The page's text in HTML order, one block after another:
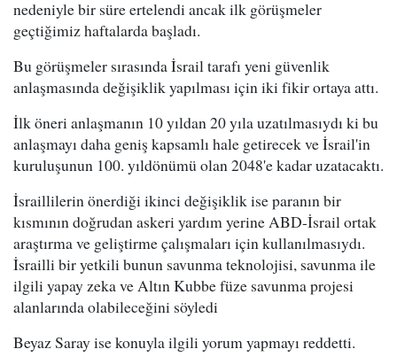
nedeniyle bir süre ertelendi ancak ilk görüşmeler
geçtiğimiz haftalarda başladı.
Bu görüşmeler sırasında İsrail tarafı yeni güvenlik
anlaşmasında değişiklik yapılması için iki fikir ortaya attı.
İlk öneri anlaşmanın 10 yıldan 20 yıla uzatılmasıydı ki bu
anlaşmayı daha geniş kapsamlı hale getirecek ve İsrail'in
kuruluşunun 100. yıldönümü olan 2048'e kadar uzatacaktı.
İsraillilerin önerdiği ikinci değişiklik ise paranın bir
kısmının doğrudan askeri yardım yerine ABD-İsrail ortak
araştırma ve geliştirme çalışmaları için kullanılmasıydı.
İsrailli bir yetkili bunun savunma teknolojisi, savunma ile
ilgili yapay zeka ve Altın Kubbe füze savunma projesi
alanlarında olabileceğini söyledi
Beyaz Saray ise konuyla ilgili yorum yapmayı reddetti.